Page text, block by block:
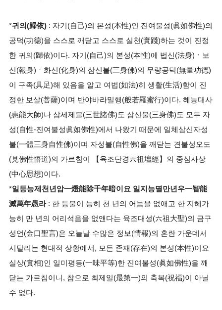
*귀의(歸依) : 자기(自己)의 본성(本性)인 진여불성(眞如佛性)의
공덕(功德)을 스스로 깨닫고 스스로 실천(實踐)하는 것이 진정
한 귀의(歸依)이다. 자기(自己)의 본성(本性)에 법신(法身)ㆍ보
신(報身)ㆍ화신(化身)의 삼신불(三身佛)의 무량공덕(無量功德)
이 구족(具足)해 있음을 알고 여법(如法)히 생활(生活)함이 진
정한 보살(菩薩)이며 반야바라밀행(般若羅蜜行)이다. 혜능대사
(惠能大師)나 삼세제불(三世諸佛)도 삼신불(三身佛)도 모두 자
성(自性-진여불성眞如佛性)에서 나왔기 때문에 일체삼신자성
불(一體三身自性佛)이며 자성불(自性佛)을 깨닫는 견불성오도
(見佛性悟道)의 가르침이 【육조단경六祖壇經】의 중심사상
(中心思想)이다.
*일등능제천년암一燈能除千年暗이요 일지능멸만년우一智能
滅萬年愚라: 한 등불이 능히 천 년의 어둠을 없애고 한 지혜가
능히 만 년의 어리석음을 없앤다는 육조대성(六祖大聖)의 금구
성언(金口聖言)은 오늘날 수많은 정보(情報)의 혼란 가운데서
시달리는 현대적 상황에서, 모든 존재(存在)의 본성(本性)이요
실상(實相)인 일미평등(一味平等)한 진여불성(眞如佛性)을 깨
닫는 가르침이니, 참으로 최제일(最第一)의 축복(祝福)이 아닐
수 없다.